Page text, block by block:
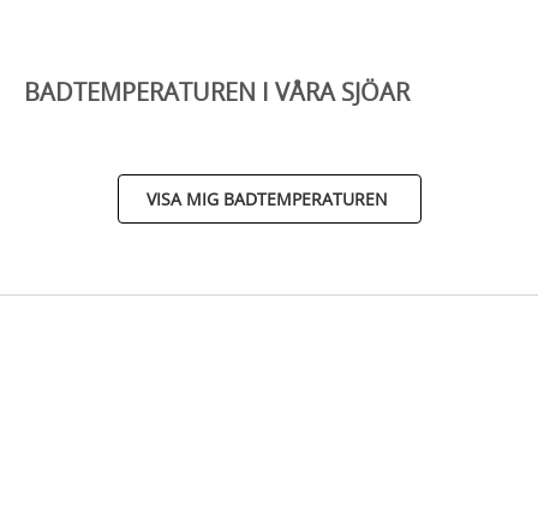
BADTEMPERATUREN I VÅRA SJÖAR
VISA MIG BADTEMPERATUREN